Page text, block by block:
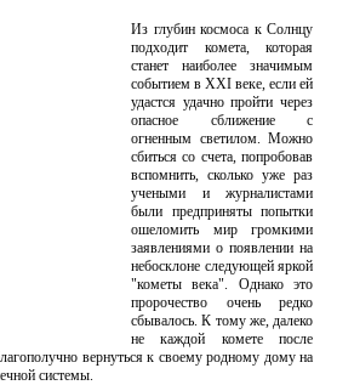
Из глубин космоса к Солнцу
подходит комета, которая
станет наиболее значимым
событием в XXI веке, если ей
удастся удачно пройти через
опасное сближение с
огненным светилом. Можно
сбиться со счета, попробовав
вспомнить, сколько уже раз
учеными и журналистами
были предприняты попытки
ошеломить мир громкими
заявлениями о появлении на
небосклоне следующей яркой
"кометы века". Однако это
пророчество очень редко
сбывалось. К тому же, далеко
не каждой комете после
вернуться к своему родному дому на
системы.